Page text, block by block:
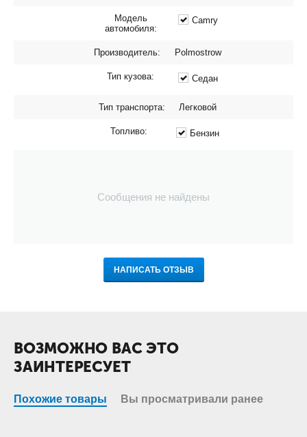
Модель
автомобиля:
Camry
Производитель: Polmostrow
Тип кузова: Седан
Тип транспорта: Легковой
Топливо: Бензин
Сообщения не найдены
НАПИСАТЬ ОТЗЫВ
ВОЗМОЖНО ВАС ЭТО
ЗАИНТЕРЕСУЕТ
Похожие товары Вы просматривали ранее